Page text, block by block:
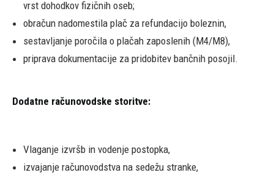
vrst dohodkov fizičnih oseb;
obračun nadomestila plač za refundacijo boleznin,
sestavljanje poročila o plačah zaposlenih (M4/M8),
priprava dokumentacije za pridobitev bančnih posojil.
Dodatne računovodske storitve:
Vlaganje izvršb in vodenje postopka,
izvajanje računovodstva na sedežu stranke,